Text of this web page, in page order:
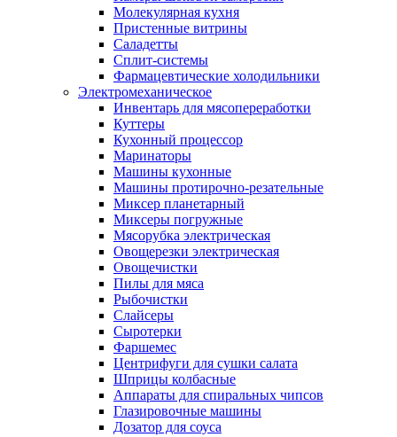
Молекулярная кухня
Пристенные витрины
Саладетты
Сплит-системы
Фармацевтические холодильники
Электромеханическое
Инвентарь для мясопереработки
Куттеры
Кухонный процессор
Маринаторы
Машины кухонные
Машины протирочно-резательные
Миксер планетарный
Миксеры погружные
Мясорубка электрическая
Овощерезки электрическая
Овощечистки
Пилы для мяса
Рыбочистки
Слайсеры
Сыротерки
Фаршемес
Центрифуги для сушки салата
Шприцы колбасные
Аппараты для спиральных чипсов
Глазировочные машины
Дозатор для соуса